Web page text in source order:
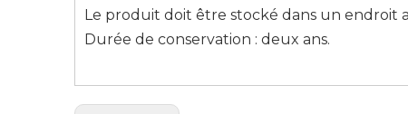
Le produit doit être stocké dans un endroit
Durée de conservation : deux ans.